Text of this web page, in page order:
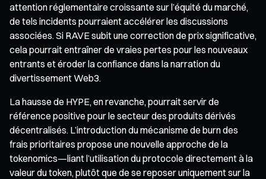
attention réglementaire croissante sur l’équité du marché,
de tels incidents pourraient accélérer les discussions
associées. Si RAVE subit une correction de prix significative,
cela pourrait entraîner de vraies pertes pour les nouveaux
entrants et éroder la confiance dans la narration du
divertissement Web3.
La hausse de HYPE, en revanche, pourrait servir de
référence positive pour le secteur des produits dérivés
décentralisés. L’introduction du mécanisme de burn des
frais prioritaires propose une nouvelle approche de la
tokenomics—liant l’utilisation du protocole directement à la
valeur du token, plutôt que de se reposer uniquement sur la